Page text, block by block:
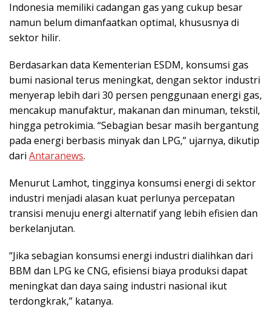
Indonesia memiliki cadangan gas yang cukup besar
namun belum dimanfaatkan optimal, khususnya di
sektor hilir.
Berdasarkan data Kementerian ESDM, konsumsi gas
bumi nasional terus meningkat, dengan sektor industri
menyerap lebih dari 30 persen penggunaan energi gas,
mencakup manufaktur, makanan dan minuman, tekstil,
hingga petrokimia. “Sebagian besar masih bergantung
pada energi berbasis minyak dan LPG,” ujarnya, dikutip
dari Antaranews.
Menurut Lamhot, tingginya konsumsi energi di sektor
industri menjadi alasan kuat perlunya percepatan
transisi menuju energi alternatif yang lebih efisien dan
berkelanjutan.
“Jika sebagian konsumsi energi industri dialihkan dari
BBM dan LPG ke CNG, efisiensi biaya produksi dapat
meningkat dan daya saing industri nasional ikut
terdongkrak,” katanya.